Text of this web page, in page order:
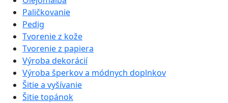
Paličkovanie
Pedig
Tvorenie z kože
Tvorenie z papiera
Výroba dekorácií
Výroba šperkov a módnych doplnkov
Šitie a vyšívanie
Šitie topánok